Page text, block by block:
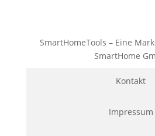
SmartHomeTools – Eine
SmartHome
Kontakt
Impressum